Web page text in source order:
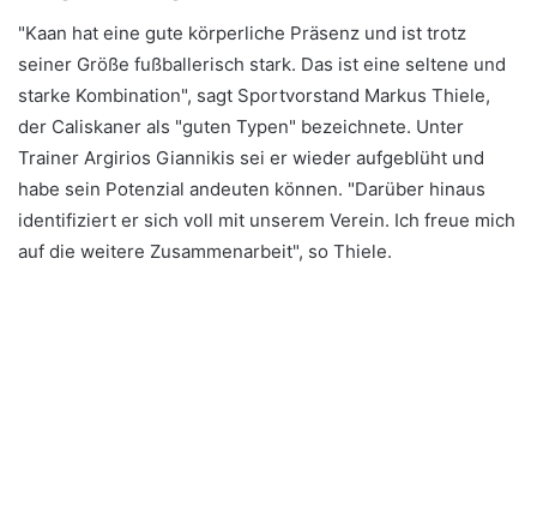
"Kaan hat eine gute körperliche Präsenz und ist trotz
seiner Größe fußballerisch stark. Das ist eine seltene und
starke Kombination", sagt Sportvorstand Markus Thiele,
der Caliskaner als "guten Typen" bezeichnete. Unter
Trainer Argirios Giannikis sei er wieder aufgeblüht und
habe sein Potenzial andeuten können. "Darüber hinaus
identifiziert er sich voll mit unserem Verein. Ich freue mich
auf die weitere Zusammenarbeit", so Thiele.